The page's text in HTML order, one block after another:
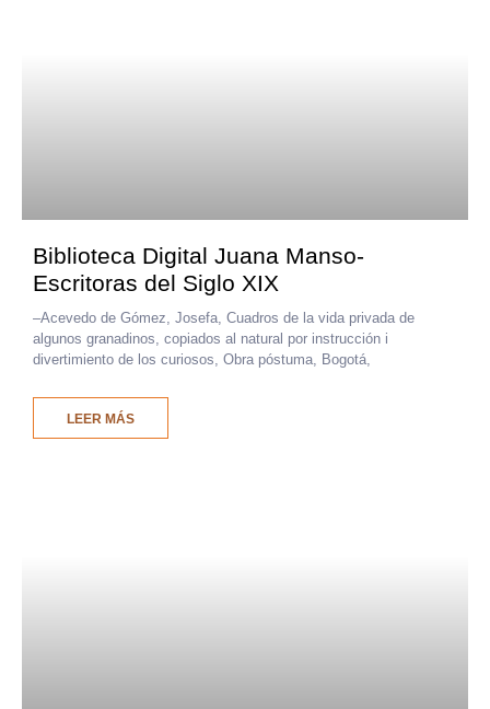
Biblioteca Digital Juana Manso-
Escritoras del Siglo XIX
–Acevedo de Gómez, Josefa, Cuadros de la vida privada de
algunos granadinos, copiados al natural por instrucción i
divertimiento de los curiosos, Obra póstuma, Bogotá,
LEER MÁS